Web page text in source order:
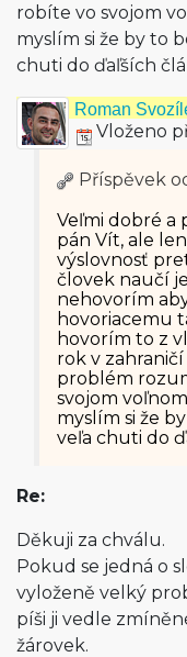
robíte vo svojom
myslím si že by to
chuti do ďaľších
Roman
Vloženo
Příspěvek
Veľmi dobré a
pán Vít, ale
výslovnosť
človek naučí
nehovorím
hovoriacemu
hovorím to z
rok v
problém
svojom
myslím si že
veľa chuti do
Re:
Děkuji za chválu.
Pokud se jedná o
vyloženě velký
píši ji vedle
žárovek.